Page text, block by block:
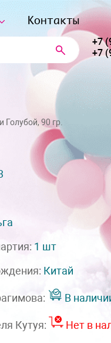
Контакты
+7
+7
90 гр.
1 шт
Китай
В
Кутуя: Нет в